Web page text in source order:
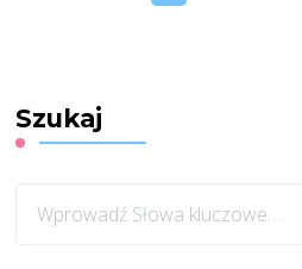
Szukaj
czegoś?